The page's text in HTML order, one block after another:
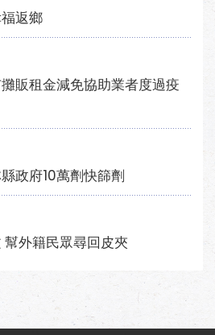
返鄉
販租金減免協助業者度過疫
政府10萬劑快篩劑
外籍民眾尋回皮夾